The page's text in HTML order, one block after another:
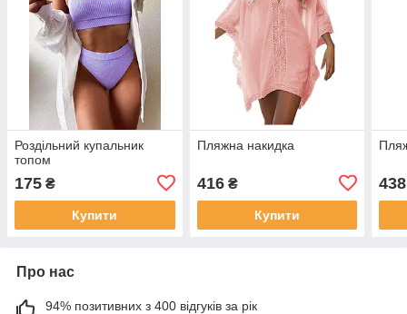
Роздільний купальник
топом
175 ₴
Купити
Пляжна накидка
416₴
Купити
438
Про нас
94% позитивних з 400 відгуків за рік